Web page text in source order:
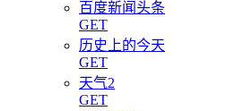
百度新闻头条
GET
历史上的今天
GET
天气2
GET